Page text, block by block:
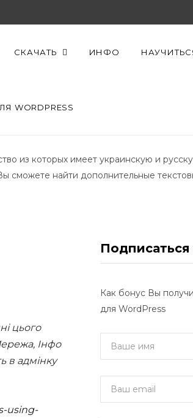
СКАЧАТЬ ИНФО
WORDPRESS
из которых имеет украинскую и
найти дополнительные
цього
Інфо
в адмінку
using-
Подписаться
Как бонус Вы
для WordPress